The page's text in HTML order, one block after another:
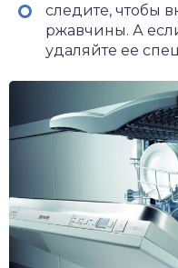
следите, чтобы
ржавчины. А
удаляйте ее